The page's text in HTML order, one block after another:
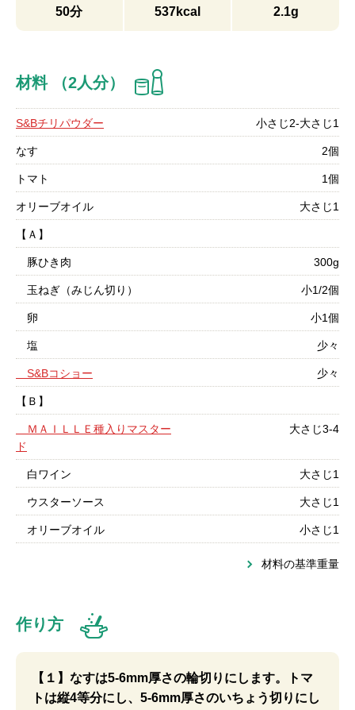
50分 537kcal 2.1g
材料 （2人分）
S&Bチリパウダー 小さじ2-大さじ1
なす 2個
トマト 1個
オリーブオイル 大さじ1
【Ａ】
豚ひき肉 300g
玉ねぎ（みじん切り） 小1/2個
卵 小1個
塩 少々
S&Bコショー 少々
【Ｂ】
ＭＡＩＬＬＥ種入りマスター
ド
大さじ3-4
白ワイン 大さじ1
ウスターソース 大さじ1
オリーブオイル 小さじ1
材料の基準重量
作り方
【１】なすは5-6mm厚さの輪切りにします。トマ
トは縦4等分にし、5-6mm厚さのいちょう切りにし